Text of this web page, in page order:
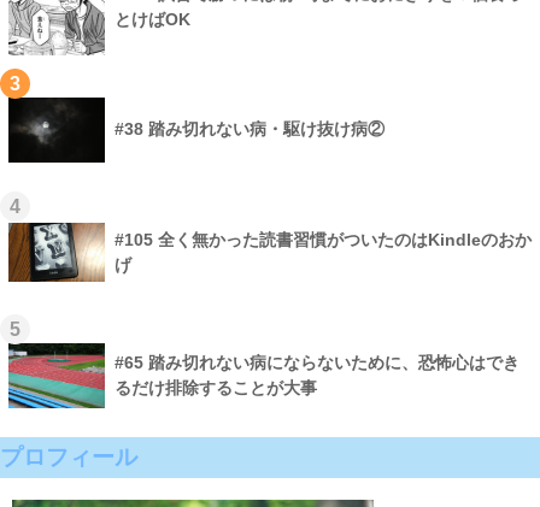
とけばOK
3
#38 踏み切れない病・駆け抜け病②
4
#105 全く無かった読書習慣がついたのはKindleのおか
げ
5
#65 踏み切れない病にならないために、恐怖心はでき
るだけ排除することが大事
プロフィール